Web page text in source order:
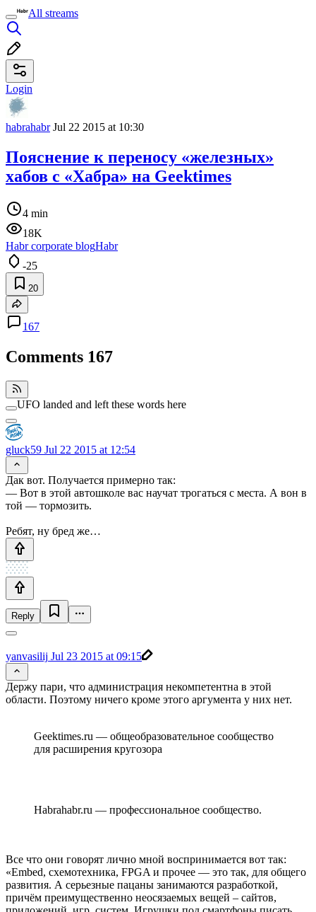
All streams
Login
habrahabrJul 22 2015 at 10:30
Пояснение к переносу «железных»
хабов с «Хабра» на Geektimes
4 min
18K
Habr corporate blogHabr
-25
20
167
Comments 167
UFO landed and left these words here
gluck59 Jul 22 2015 at 12:54
Дак вот. Получается примерно так:
— Вот в этой автошколе вас научат трогаться с места. А вон в
той — тормозить.
Ребят, ну бред же…
Reply
yanvasilij Jul 23 2015 at 09:15
Держу пари, что администрация некомпетентна в этой
области. Поэтому ничего кроме этого аргумента у них нет.
Geektimes.ru — общеобразовательное сообщество
для расширения кругозора
Habrahabr.ru — профессиональное сообщество.
Все что они говорят лично мной воспринимается вот так:
«Embed, схемотехника, FPGA и прочее — это так, для общего
развития. А серьезные пацаны занимаются разработкой,
причём преимущественно неосязаемых вещей – сайтов,